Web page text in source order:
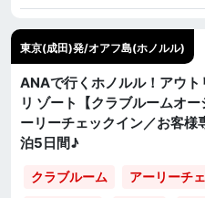
東京(成田)発/オアフ島(ホノルル)
ANAで行くホノルル！アウト
リ ゾート【クラブルームオ
ーリーチェックイン／お客様
泊5日間♪
クラブルーム アーリーチ